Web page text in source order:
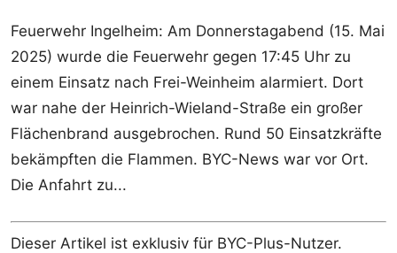
Feuerwehr Ingelheim: Am Donnerstagabend (15. Mai
2025) wurde die Feuerwehr gegen 17:45 Uhr zu
einem Einsatz nach Frei-Weinheim alarmiert. Dort
war nahe der Heinrich-Wieland-Straße ein großer
Flächenbrand ausgebrochen. Rund 50 Einsatzkräfte
bekämpften die Flammen. BYC-News war vor Ort.
Die Anfahrt zu...
Dieser Artikel ist exklusiv für BYC-Plus-Nutzer.